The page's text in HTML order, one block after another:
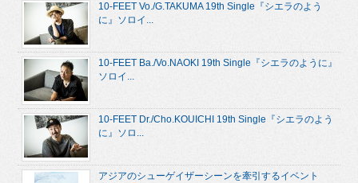
10-FEET Vo./G.TAKUMA 19th Single『シエラのよう
に』ソロイ...
10-FEET Ba./Vo.NAOKI 19th Single『シエラのように』
ソロイ...
10-FEET Dr./Cho.KOUICHI 19th Single『シエラのよう
に』ソロ...
アジアのシューゲイザーシーンを牽引するイベント